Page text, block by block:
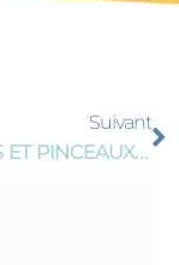
Suivant
CRAYONS ET PINCEAUX, LE LUNDI AUSSI !